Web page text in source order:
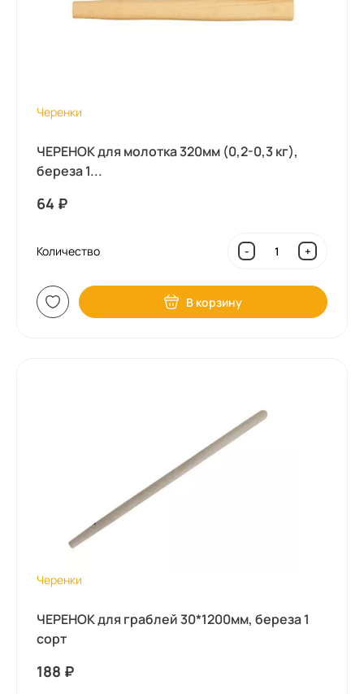
Черенки
ЧЕРЕНОК для молотка 320мм (0,2-0,3 кг),
береза 1...
64 ₽
Количество - +
В корзину
Черенки
ЧЕРЕНОК для граблей 30*1200мм, береза 1
сорт
188 ₽